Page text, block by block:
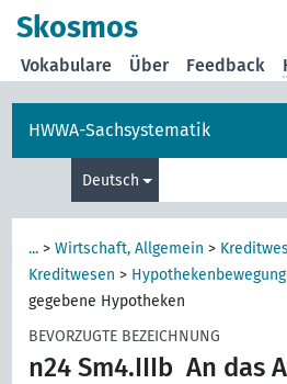
Skosmos
Vokabulare Über Feedback
HWWA-Sachsystematik
Deutsch
... >Wirtschaft, Allgemein >
Kreditwesen > Hypothekenbewegung
gegebene Hypotheken
BEVORZUGTE BEZEICHNUNG
n24 Sm4.IIIb An das